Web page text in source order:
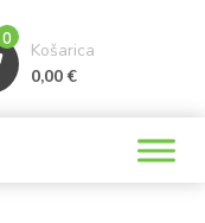
0
Košarica
0,00€